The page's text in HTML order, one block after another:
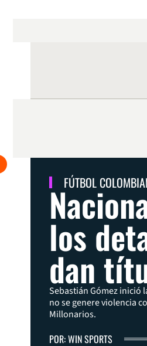
FÚTBOL
los
dan
Sebastián Gómez inició
no se genere violencia
Millonarios.
POR: WIN SPORTS